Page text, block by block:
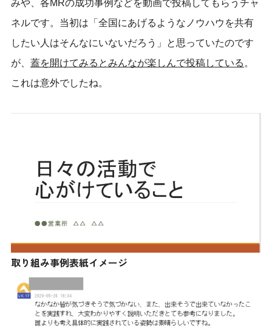
みや、各MRの成功事例などを動画で投稿してもらうチャ
ネルです。当初は「全国にあげるようなノウハウを共有
したい人はそんなにいないだろう」と思っていたのです
が、 蓋を開けてみるとみんなが楽しんで投稿している 。
これは意外でしたね。
取り組み事例表紙イメージ